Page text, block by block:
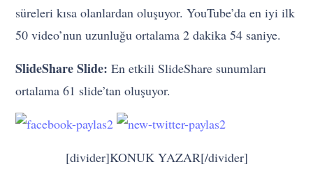
süreleri kısa olanlardan oluşuyor. YouTube’da en iyi ilk
50 video’nun uzunluğu ortalama 2 dakika 54 saniye.
SlideShare Slide: En etkili SlideShare sunumları
ortalama 61 slide’tan oluşuyor.
[divider]KONUK YAZAR[/divider]